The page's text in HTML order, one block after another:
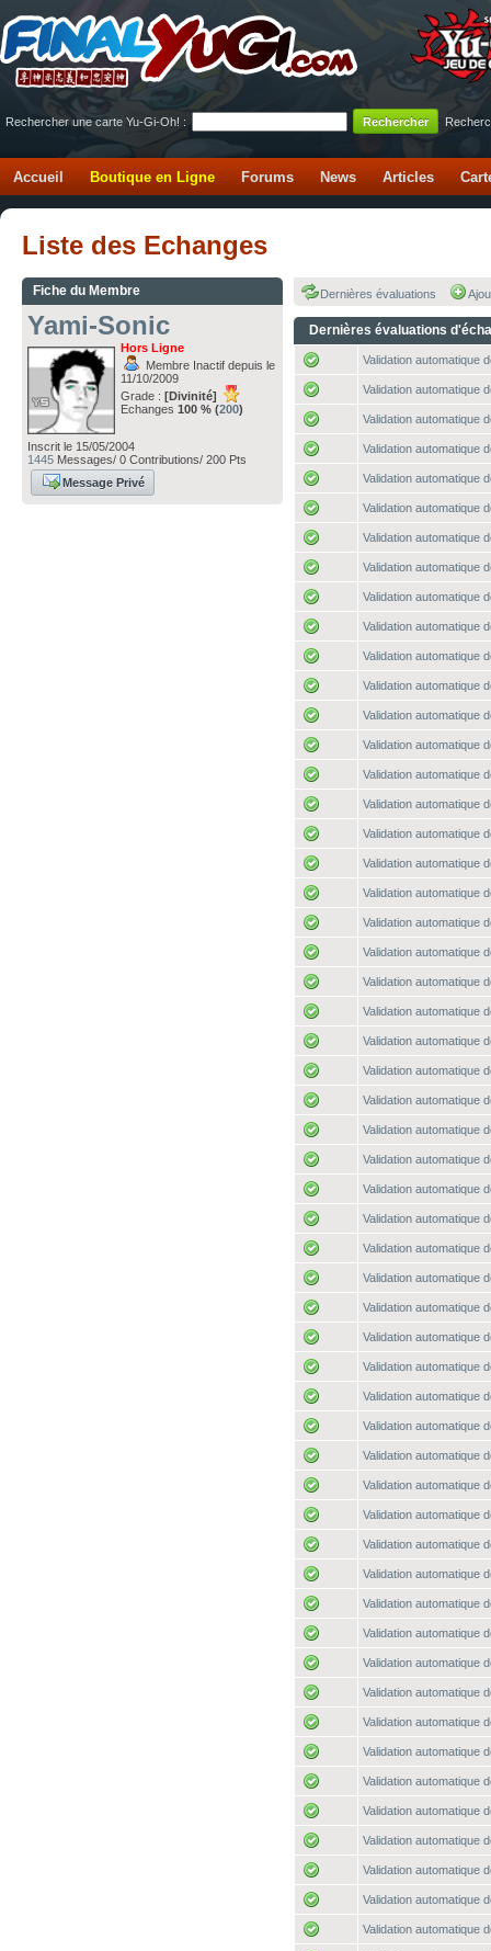
Rechercher une carte Yu-Gi-Oh! :
Accueil Boutique en Ligne Forums News Articles
Liste des Echanges
Fiche du Membre
Yami-Sonic
Hors Ligne
Membre Inactif depuis le
11/10/2009
Grade : [Divinité]
Echanges 100 % (200)
Inscrit le 15/05/2004
1445 Messages/ 0 Contributions/ 200 Pts
Message Privé
Dernières évaluations
Dernières évaluations
Validation automatique
Validation automatique
Validation automatique
Validation automatique
Validation automatique
Validation automatique
Validation automatique
Validation automatique
Validation automatique
Validation automatique
Validation automatique
Validation automatique
Validation automatique
Validation automatique
Validation automatique
Validation automatique
Validation automatique
Validation automatique
Validation automatique
Validation automatique
Validation automatique
Validation automatique
Validation automatique
Validation automatique
Validation automatique
Validation automatique
Validation automatique
Validation automatique
Validation automatique
Validation automatique
Validation automatique
Validation automatique
Validation automatique
Validation automatique
Validation automatique
Validation automatique
Validation automatique
Validation automatique
Validation automatique
Validation automatique
Validation automatique
Validation automatique
Validation automatique
Validation automatique
Validation automatique
Validation automatique
Validation automatique
Validation automatique
Validation automatique
Validation automatique
Validation automatique
Validation automatique
Validation automatique
Validation automatique